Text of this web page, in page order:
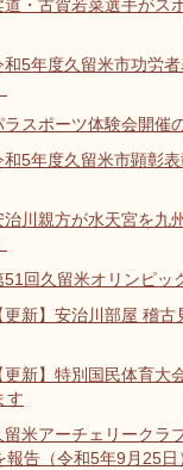
道・古賀若菜選手がス
和5年度久留米市功労
ラスポーツ体験会開催
和5年度久留米市顕彰
治川親方が水天宮を九
51回久留米オリンピッ
更新】安治川部屋 稽
更新】特別国民体育大
す
留米アーチェリークラ
告（令和5年9月25日